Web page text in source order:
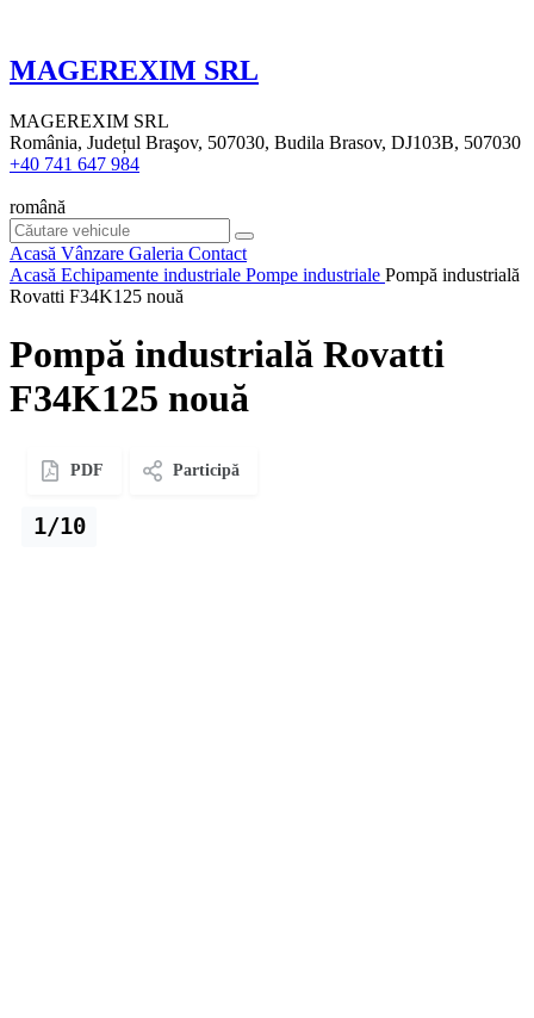
MAGEREXIM SRL
MAGEREXIM SRL
România, Județul Braşov, 507030, Budila Brasov, DJ103B, 507030
+40 741 647 984
română
Acasă Vânzare Galeria Contact
Acasă Echipamente industriale Pompe industriale Pompă industrială
Rovatti F34K125 nouă
Pompă industrială Rovatti
F34K125 nouă
PDF Participă
1/10